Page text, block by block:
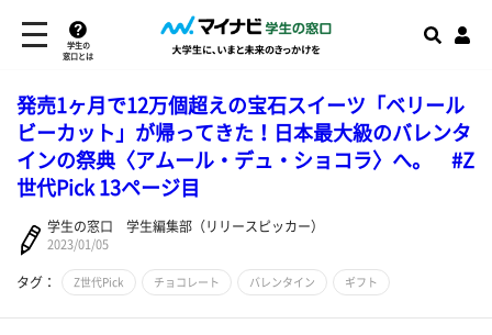
学生の
窓口とは
発売1ヶ月で12万個超えの宝石スイーツ「ベリール
ビーカット」が帰ってきた！日本最大級のバレンタ
インの祭典〈アムール・デュ・ショコラ〉へ。 #Z
世代Pick 13ページ目
学生の窓口 学生編集部（リリースピッカー）
2023/01/05
タグ： Z世代Pick チョコレート バレンタイン ギフト